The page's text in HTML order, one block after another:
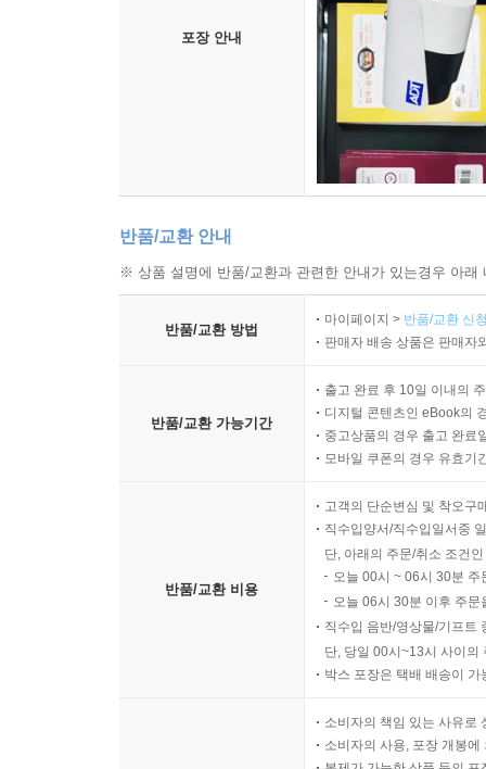
포장 안내
반품/교환 안내
※ 상품 설명에 반품/교환과 관련한 안내가 있는경우 아
반품/교환 방법
마이페이지 > 반품/교환 신
판매자 배송 상품은 판매자
반품/교환 가능기간
출고 완료 후 10일 이내의
디지털 콘텐츠인 eBook의
중고상품의 경우 출고 완료
모바일 쿠폰의 경우 유효기
반품/교환 비용
고객의 단순변심 및 착오구
직수입양서/직수입일서중
단, 아래의 주문/취소 조건
오늘 00시 ~ 06시 30분
오늘 06시 30분 이후 주
직수입 음반/영상물/기프트
단, 당일 00시~13시 사이의
박스 포장은 택배 배송이
소비자의 책임 있는 사유로
소비자의 사용, 포장 개봉